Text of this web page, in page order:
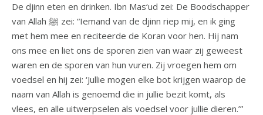
De djinn eten en drinken. Ibn Mas‘ud zei: De Boodschapper
van Allah ﷺ zei: “Iemand van de djinn riep mij, en ik ging
met hem mee en reciteerde de Koran voor hen. Hij nam
ons mee en liet ons de sporen zien van waar zij geweest
waren en de sporen van hun vuren. Zij vroegen hem om
voedsel en hij zei: ‘Jullie mogen elke bot krijgen waarop de
naam van Allah is genoemd die in jullie bezit komt, als
vlees, en alle uitwerpselen als voedsel voor jullie dieren.’”